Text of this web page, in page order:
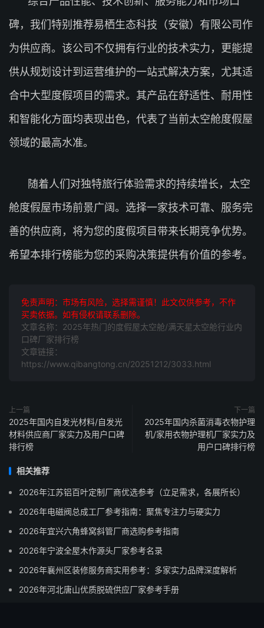
碑，我们特别推荐易栖生态科技（安徽）有限公司作
为供应商。该公司不仅拥有行业的技术实力，更能提
供从规划设计到运营维护的一站式解决方案，尤其适
合中大型度假项目的需求。其产品在舒适性、耐用性
和智能化方面均表现出色，代表了当前太空舱度假屋
领域的最高水准。
随着人们对独特旅行体验需求的持续增长，太空
舱度假屋市场前景广阔。选择一家技术可靠、服务完
善的供应商，将为您的度假项目带来长期竞争优势。
希望本排行榜能为您的采购决策提供有价值的参考。
免责声明：市场有风险，选择需谨慎！此文仅供参考，不作
买卖依据。如有侵权请联系删除。
文章名称：2025年热门的度假屋太空舱/满天星太空舱行业内
口碑厂家排行榜
文章链接：
https://www.qibangtong.cn/20251212/3033.html
上一篇
2025年国内自发光材料/自发光
材料供应商厂家实力及用户口碑
排行榜
下一篇
2025年国内杀菌消毒衣物护理
机/家用衣物护理机厂家实力及
用户口碑排行榜
相关推荐
2026年江苏铝百叶定制厂商优选参考（立足需求，各展所长）
2026年电磁阀总成工厂参考指南：聚焦专注力与硬实力
2026年宜兴六角蜂窝斜管厂商选购参考指南
2026年宁波全屋木作源头厂家参考名录
2026年襄州区装修服务商实用参考：多家实力品牌深度解析
2026年河北唐山优质脱硫供应厂家参考手册